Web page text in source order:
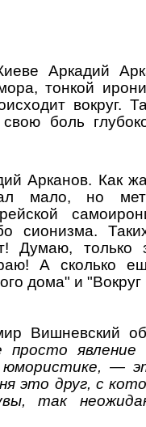
Аркадий
тонкой
вокруг.
боль
Арканов. Как
мало, но
сионизма.
Думаю,
раю! А сколько
дома" и
Вишневский
просто
—
это друг, с
так